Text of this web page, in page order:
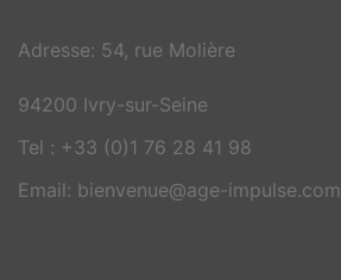
Adresse: 54, rue Molière
94200 Ivry-sur-Seine
Tel : +33 (0)1 76 28 41 98
Email: bienvenue@age-impulse.com